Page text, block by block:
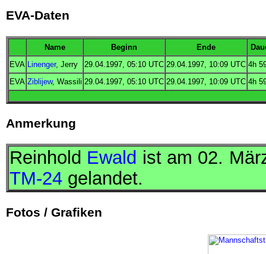
EVA-Daten
Name Beginn Ende
EVA Linenger, Jerry 29.04.1997, 05:10 UTC 29.04.1997, 10:09 UTC 4h
EVA Ziblijew, Wassili 29.04.1997, 05:10 UTC 29.04.1997, 10:09 UTC 4h
Anmerkung
Reinhold Ewald ist am 02.
TM-24 gelandet.
Fotos / Grafiken